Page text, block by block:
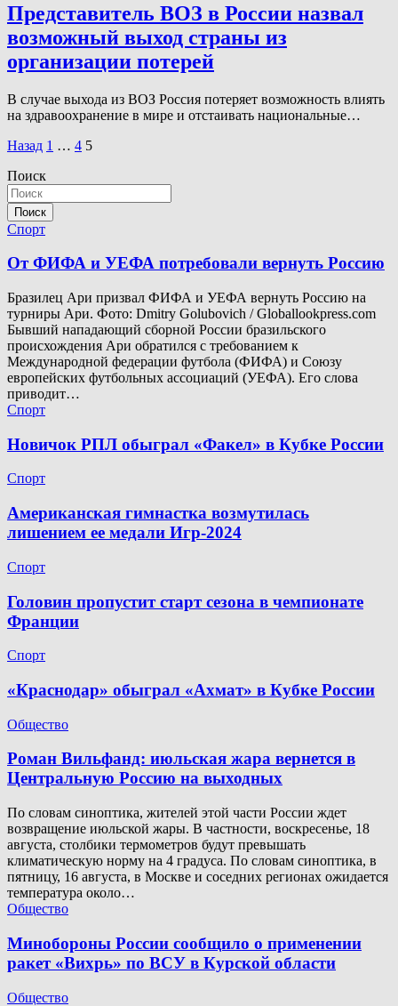
Представитель ВОЗ в России назвал
возможный выход страны из
организации потерей
В случае выхода из ВОЗ Россия потеряет возможность влиять
на здравоохранение в мире и отстаивать национальные…
Пагинация
записей
Назад 1 … 4 5
Поиск
Поиск
Спорт
От ФИФА и УЕФА потребовали вернуть Россию
Бразилец Ари призвал ФИФА и УЕФА вернуть Россию на
турниры Ари. Фото: Dmitry Golubovich / Globallookpress.com
Бывший нападающий сборной России бразильского
происхождения Ари обратился с требованием к
Международной федерации футбола (ФИФА) и Союзу
европейских футбольных ассоциаций (УЕФА). Его слова
приводит…
Спорт
Новичок РПЛ обыграл «Факел» в Кубке России
Спорт
Американская гимнастка возмутилась
лишением ее медали Игр-2024
Спорт
Головин пропустит старт сезона в чемпионате
Франции
Спорт
«Краснодар» обыграл «Ахмат» в Кубке России
Общество
Роман Вильфанд: июльская жара вернется в
Центральную Россию на выходных
По словам синоптика, жителей этой части России ждет
возвращение июльской жары. В частности, воскресенье, 18
августа, столбики термометров будут превышать
климатическую норму на 4 градуса. По словам синоптика, в
пятницу, 16 августа, в Москве и соседних регионах ожидается
температура около…
Общество
Минобороны России сообщило о применении
ракет «Вихрь» по ВСУ в Курской области
Общество